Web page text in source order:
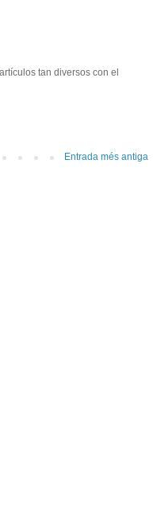
tan diversos con el
Entrada més antiga